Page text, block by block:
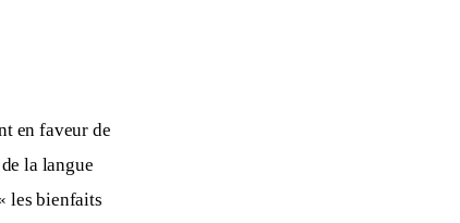
en faveur de
la langue
les bienfaits